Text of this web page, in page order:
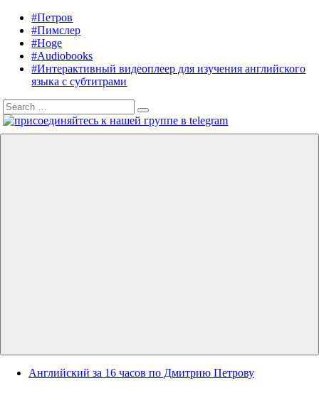
content
Listening
English
Audiobooks
English,
Petrov
English
#Петров
#Пимслер
#Hoge
#Audiobooks
#Интерактивный видеоплеер для изучения английского
языка с субтитрами
Search
for:
Search
Английский за 16 часов по Дмитрию Петрову